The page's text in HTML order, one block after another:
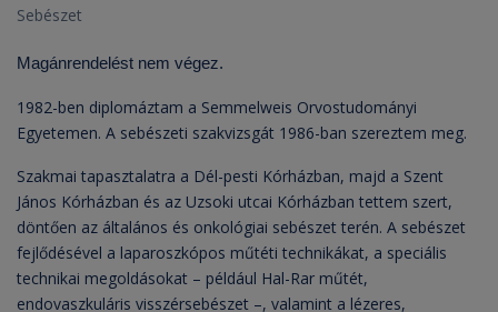
Sebészet
Magánrendelést nem végez.
1982-ben diplomáztam a Semmelweis Orvostudományi
Egyetemen. A sebészeti szakvizsgát 1986-ban szereztem meg.
Szakmai tapasztalatra a Dél-pesti Kórházban, majd a Szent
János Kórházban és az Uzsoki utcai Kórházban tettem szert,
döntően az általános és onkológiai sebészet terén. A sebészet
fejlődésével a laparoszkópos műtéti technikákat, a speciális
technikai megoldásokat – például Hal-Rar műtét,
endovaszkuláris visszérsebészet –, valamint a lézeres,